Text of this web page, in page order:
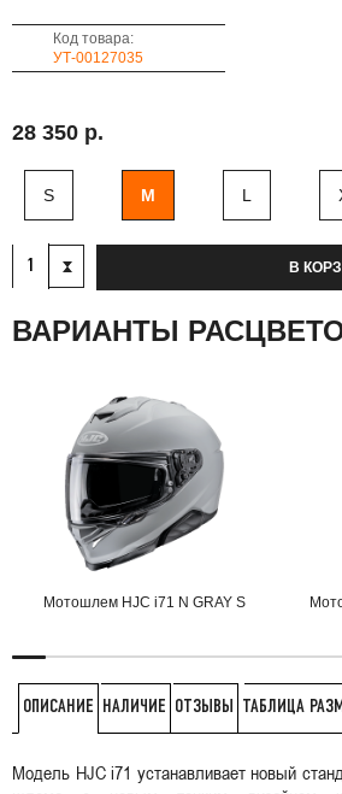
Код товара:
УТ-00127035
28 350 р.
S M L
В
ВАРИАНТЫ
Мотошлем HJC i71 N GRAY S
ОПИСАНИЕ НАЛИЧИЕ ОТЗЫВЫ ТАБЛИЦА
Модель HJC i71 устанавливает новый